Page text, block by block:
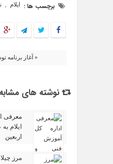
برچسب ها : ایلام
« آغاز برنامه
نوشته های مشابه
معرفی
ایلام
اربعین